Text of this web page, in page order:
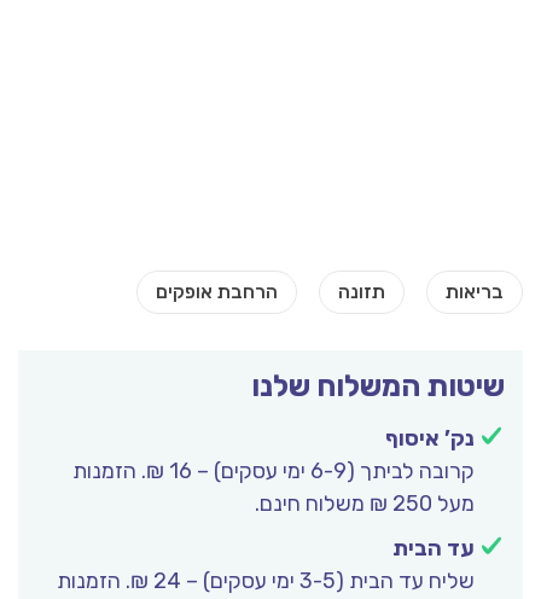
שיטות המשלוח שלנו
נק’ איסוף
קרובה לביתך (6-9 ימי עסקים) – 16 ₪. הזמנות
מעל 250 ₪ משלוח חינם.
עד הבית
שליח עד הבית (3-5 ימי עסקים) – 24 ₪. הזמנות